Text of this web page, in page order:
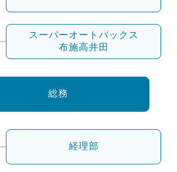
スーパーオートバックス
布施高井田
総務
経理部